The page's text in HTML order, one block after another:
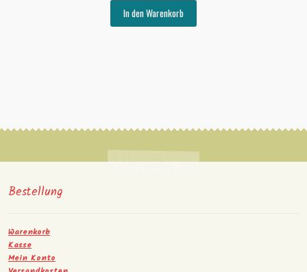
In den Warenkorb
Bestellung
Warenkorb
Kasse
Mein Konto